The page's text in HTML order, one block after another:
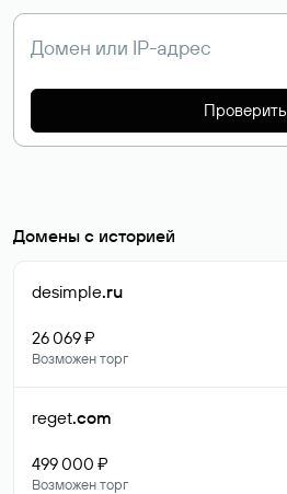
Проверить
Домены с историей
desimple.ru
26 069 ₽
Возможен торг
reget.com
499 000 ₽
Возможен торг